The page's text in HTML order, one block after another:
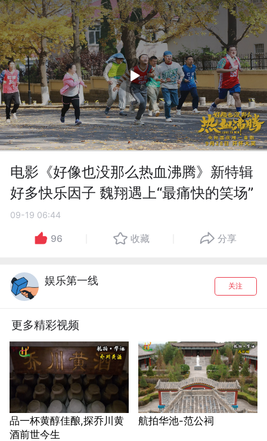
电影《好像也没那么热血沸腾》新特辑
好多快乐因子 魏翔遇上“最痛快的笑场”
09-19 06:44
96 收藏 分享
娱乐第一线 关注
更多精彩视频
品一杯黄醇佳酿,探乔川黄
酒前世今生
航拍华池-范公祠